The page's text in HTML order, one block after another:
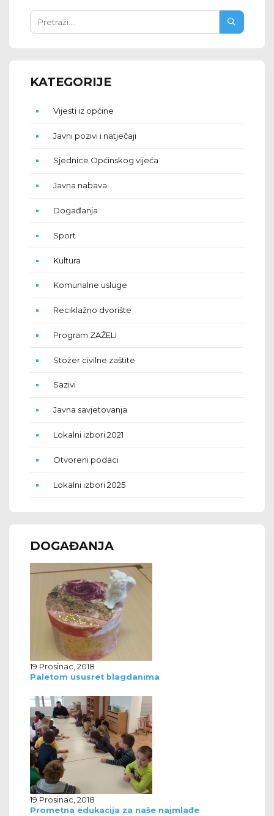
KATEGORIJE
Vijesti iz općine
Javni pozivi i natječaji
Sjednice Općinskog vijeća
Javna nabava
Događanja
Sport
Kultura
Komunalne usluge
Reciklažno dvorište
Program ZAŽELI
Stožer civilne zaštite
Sazivi
Javna savjetovanja
Lokalni izbori 2021
Otvoreni podaci
Lokalni izbori 2025
DOGAĐANJA
19 Prosinac, 2018
Paletom ususret blagdanima
19 Prosinac, 2018
Prometna edukacija za naše najmlađe